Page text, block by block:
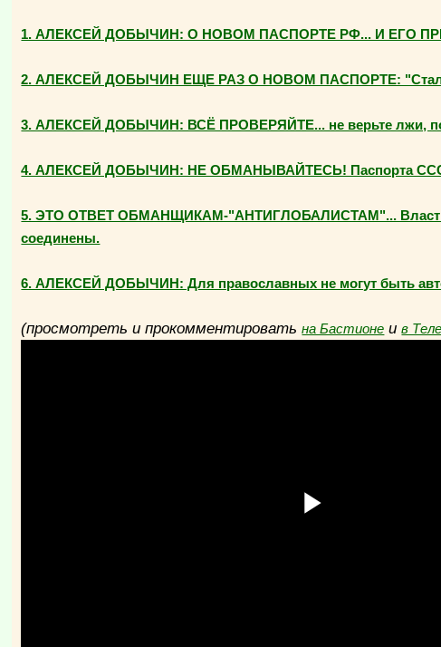
1. АЛЕКСЕЙ ДОБЫЧИН: О НОВОМ ПАСПОРТЕ РФ... И ЕГО
2. АЛЕКСЕЙ ДОБЫЧИН ЕЩЕ РАЗ О НОВОМ ПАСПОРТЕ: "Стало
3. АЛЕКСЕЙ ДОБЫЧИН: ВСЁ ПРОВЕРЯЙТЕ... не верьте лжи,
4. АЛЕКСЕЙ ДОБЫЧИН: НЕ ОБМАНЫВАЙТЕСЬ! Паспорта СССР
5. ЭТО ОТВЕТ ОБМАНЩИКАМ-"АНТИГЛОБАЛИСТАМ"... Власть
соединены.
6. АЛЕКСЕЙ ДОБЫЧИН: Для православных не могут быть
(просмотреть и прокомментироватьна Бастионе ив